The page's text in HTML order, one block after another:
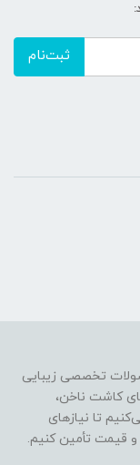
ثبت‌نام
ارائه محصولات تخصصی زیبایی
کاشت ناخن،
تا نیازهای
قیمت تأمین کنیم.